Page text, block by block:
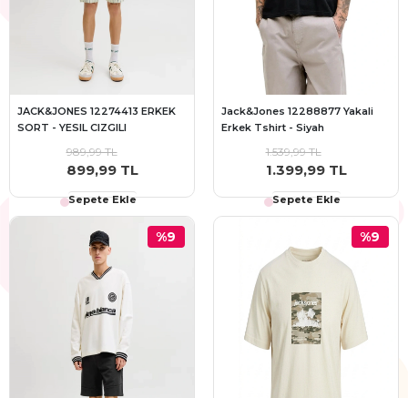
JACK&JONES 12274413 ERKEK
SORT - YESIL CIZGILI
989,99 TL
899,99 TL
Sepete Ekle
Jack&Jones 12288877 Yakali
Erkek Tshirt - Siyah
1.539,99 TL
1.399,99 TL
Sepete Ekle
%9 %9